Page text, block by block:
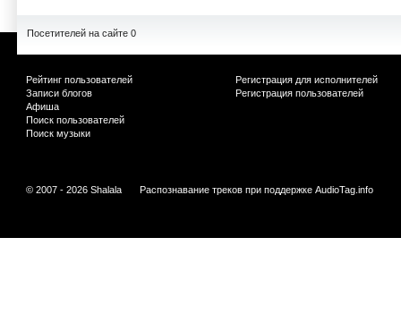
Посетителей на сайте 0
Рейтинг пользователей
Записи блогов
Афиша
Поиск пользователей
Поиск музыки
Регистрация для исполнителей
Регистрация пользователей
© 2007 - 2026 Shalala Распознавание треков при поддержке AudioTag.info